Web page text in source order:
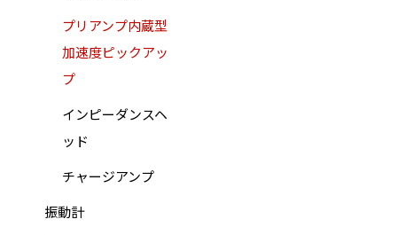
プリアンプ内蔵型
加速度ピックアッ
プ
インピーダンスヘ
ッド
チャージアンプ
振動計